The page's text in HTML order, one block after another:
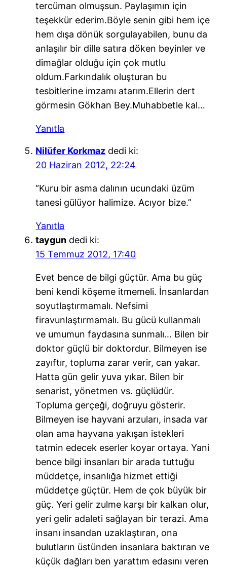
tercüman olmuşsun. Paylaşımın için
teşekkür ederim.Böyle senin gibi hem içe
hem dışa dönük sorgulayabilen, bunu da
anlaşılır bir dille satıra döken beyinler ve
dimağlar olduğu için çok mutlu
oldum.Farkındalık oluşturan bu
tesbitlerine imzamı atarım.Ellerin dert
görmesin Gökhan Bey.Muhabbetle kal…
Yanıtla
Nilüfer Korkmaz dedi ki:
20 Haziran 2012, 22:24
“Kuru bir asma dalının ucundaki üzüm
tanesi gülüyor halimize. Acıyor bize.”
Yanıtla
taygun dedi ki:
15 Temmuz 2012, 17:40
Evet bence de bilgi güçtür. Ama bu güç
beni kendi köşeme itmemeli. İnsanlardan
soyutlaştırmamalı. Nefsimi
firavunlaştırmamalı. Bu gücü kullanmalı
ve umumun faydasına sunmalı… Bilen bir
doktor güçlü bir doktordur. Bilmeyen ise
zayıftır, topluma zarar verir, can yakar.
Hatta gün gelir yuva yıkar. Bilen bir
senarist, yönetmen vs. güçlüdür.
Topluma gerçeği, doğruyu gösterir.
Bilmeyen ise hayvani arzuları, insada var
olan ama hayvana yakışan istekleri
tatmin edecek eserler koyar ortaya. Yani
bence bilgi insanları bir arada tuttuğu
müddetçe, insanlığa hizmet ettiği
müddetçe güçtür. Hem de çok büyük bir
güç. Yeri gelir zulme karşı bir kalkan olur,
yeri gelir adaleti sağlayan bir terazi. Ama
insanı insandan uzaklaştıran, ona
bulutların üstünden insanlara baktıran ve
küçük dağları ben yarattım edasını veren